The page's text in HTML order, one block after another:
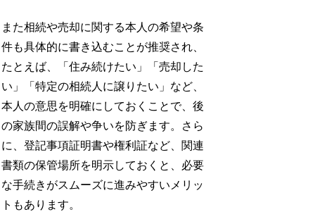
また相続や売却に関する本人の希望や条
件も具体的に書き込むことが推奨され、
たとえば、「住み続けたい」「売却した
い」「特定の相続人に譲りたい」など、
本人の意思を明確にしておくことで、後
の家族間の誤解や争いを防ぎます。さら
に、登記事項証明書や権利証など、関連
書類の保管場所を明示しておくと、必要
な手続きがスムーズに進みやすいメリッ
トもあります。​